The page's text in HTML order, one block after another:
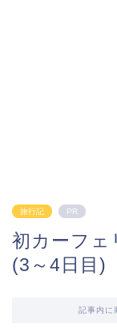
旅行記 PR
初カーフェ
(3～4日目)
記事内に